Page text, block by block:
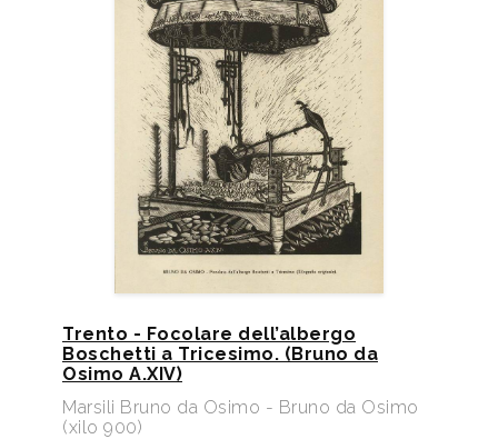
Trento - Focolare dell’albergo
Boschetti a Tricesimo. (Bruno da
Osimo A.XIV)
Marsili Bruno da Osimo - Bruno da Osimo
(xilo 900)